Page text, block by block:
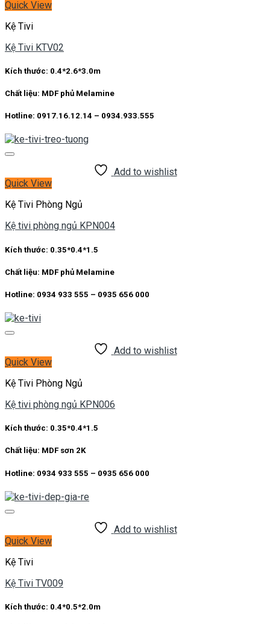
Quick View
Kệ Tivi
Kệ Tivi KTV02
Kích thước: 0.4*2.6*3.0m
Chất liệu: MDF phủ Melamine
Hotline: 0917.16.12.14 – 0934.933.555
Add to wishlist
Quick View
Kệ Tivi Phòng Ngủ
Kệ tivi phòng ngủ KPN004
Kích thước: 0.35*0.4*1.5
Chất liệu: MDF phủ Melamine
Hotline: 0934 933 555 – 0935 656 000
Add to wishlist
Quick View
Kệ Tivi Phòng Ngủ
Kệ tivi phòng ngủ KPN006
Kích thước: 0.35*0.4*1.5
Chất liệu: MDF sơn 2K
Hotline: 0934 933 555 – 0935 656 000
Add to wishlist
Quick View
Kệ Tivi
Kệ Tivi TV009
Kích thước: 0.4*0.5*2.0m